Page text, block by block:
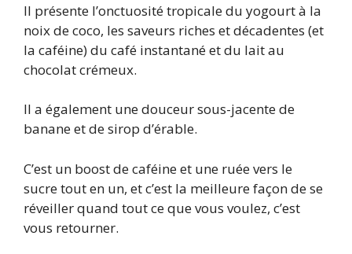
Il présente l’onctuosité tropicale du yogourt à la
noix de coco, les saveurs riches et décadentes (et
la caféine) du café instantané et du lait au
chocolat crémeux.
Il a également une douceur sous-jacente de
banane et de sirop d’érable.
C’est un boost de caféine et une ruée vers le
sucre tout en un, et c’est la meilleure façon de se
réveiller quand tout ce que vous voulez, c’est
vous retourner.